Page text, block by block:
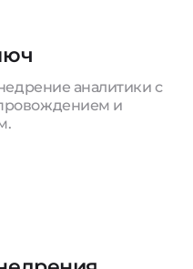
аналитики с
и